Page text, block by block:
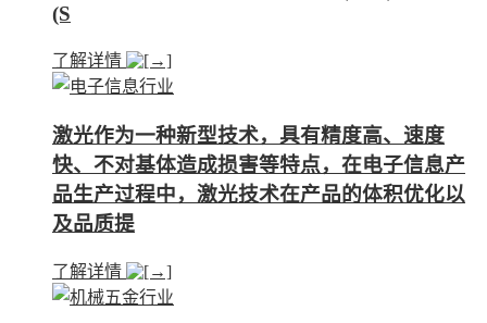
(S
了解详情
激光作为一种新型技术，具有精度高、速度
快、不对基体造成损害等特点，在电子信息产
品生产过程中，激光技术在产品的体积优化以
及品质提
了解详情